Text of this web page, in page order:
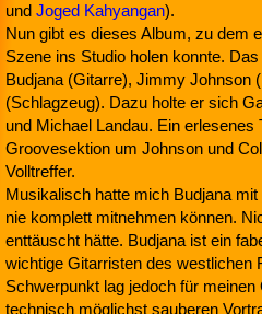
und Joged Kahyangan).
Nun gibt es dieses Album, zu dem
Szene ins Studio holen konnte.
Budjana (Gitarre), Jimmy Johnson
(Schlagzeug). Dazu holte er sich
und Michael Landau. Ein erlesenes
Groovesektion um Johnson und
Volltreffer.
Musikalisch hatte mich Budjana
nie komplett mitnehmen können.
enttäuscht hätte. Budjana ist ein
wichtige Gitarristen des westlichen
Schwerpunkt lag jedoch für
technisch möglichst sauberen